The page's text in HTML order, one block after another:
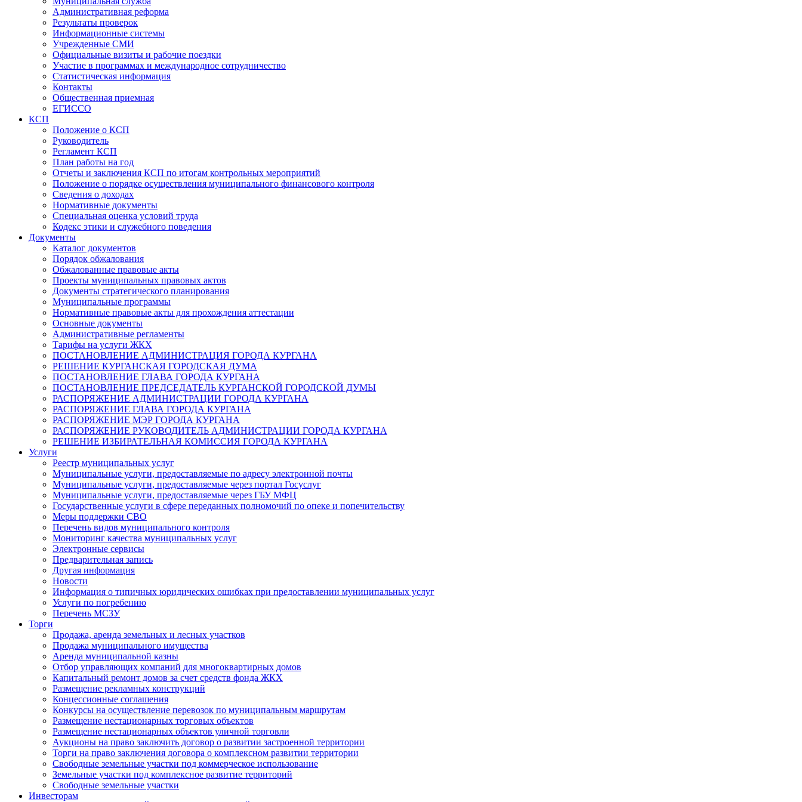
Административная реформа
Результаты проверок
Информационные системы
Учрежденные СМИ
Официальные визиты и рабочие поездки
Участие в программах и международное сотрудничество
Статистическая информация
Контакты
Общественная приемная
ЕГИССО
КСП
Положение о КСП
Руководитель
Регламент КСП
План работы на год
Отчеты и заключения КСП по итогам контрольных мероприятий
Положение о порядке осуществления муниципального финансового контроля
Сведения о доходах
Нормативные документы
Специальная оценка условий труда
Кодекс этики и служебного поведения
Документы
Каталог документов
Порядок обжалования
Обжалованные правовые акты
Проекты муниципальных правовых актов
Документы стратегического планирования
Муниципальные программы
Нормативные правовые акты для прохождения аттестации
Основные документы
Административные регламенты
Тарифы на услуги ЖКХ
ПОСТАНОВЛЕНИЕ АДМИНИСТРАЦИЯ ГОРОДА КУРГАНА
РЕШЕНИЕ КУРГАНСКАЯ ГОРОДСКАЯ ДУМА
ПОСТАНОВЛЕНИЕ ГЛАВА ГОРОДА КУРГАНА
ПОСТАНОВЛЕНИЕ ПРЕДСЕДАТЕЛЬ КУРГАНСКОЙ ГОРОДСКОЙ ДУМЫ
РАСПОРЯЖЕНИЕ АДМИНИСТРАЦИИ ГОРОДА КУРГАНА
РАСПОРЯЖЕНИЕ ГЛАВА ГОРОДА КУРГАНА
РАСПОРЯЖЕНИЕ МЭР ГОРОДА КУРГАНА
РАСПОРЯЖЕНИЕ РУКОВОДИТЕЛЬ АДМИНИСТРАЦИИ ГОРОДА КУРГАНА
РЕШЕНИЕ ИЗБИРАТЕЛЬНАЯ КОМИССИЯ ГОРОДА КУРГАНА
Услуги
Реестр муниципальных услуг
Муниципальные услуги, предоставляемые по адресу электронной почты
Муниципальные услуги, предоставляемые через портал Госуслуг
Муниципальные услуги, предоставляемые через ГБУ МФЦ
Государственные услуги в сфере переданных полномочий по опеке и попечительству
Меры поддержки СВО
Перечень видов муниципального контроля
Мониторинг качества муниципальных услуг
Электронные сервисы
Предварительная запись
Другая информация
Новости
Информация о типичных юридических ошибках при предоставлении муниципальных услуг
Услуги по погребению
Перечень МСЗУ
Торги
Продажа, аренда земельных и лесных участков
Продажа муниципального имущества
Аренда муниципальной казны
Отбор управляющих компаний для многоквартирных домов
Капитальный ремонт домов за счет средств фонда ЖКХ
Размещение рекламных конструкций
Концессионные соглашения
Конкурсы на осуществление перевозок по муниципальным маршрутам
Размещение нестационарных торговых объектов
Размещение нестационарных объектов уличной торговли
Аукционы на право заключить договор о развитии застроенной территории
Торги на право заключения договора о комплексном развитии территории
Свободные земельные участки под коммерческое использование
Земельные участки под комплексное развитие территорий
Свободные земельные участки
Инвесторам